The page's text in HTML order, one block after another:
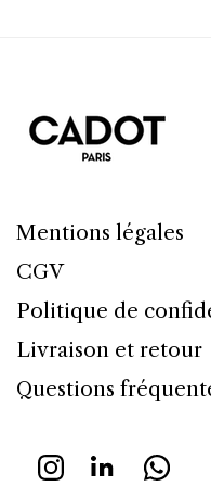
Mentions légales
CGV
Politique de
Livraison et retour
Questions